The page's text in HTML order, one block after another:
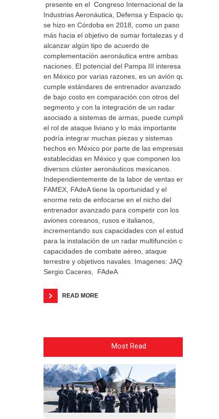
presente en el Congreso Internacional de las
Industrias Aeronáutica, Defensa y Espacio que
se hizo en Córdoba en 2018, como un paso
más hacia el objetivo de sumar fortalezas y de
alcanzar algún tipo de acuerdo de
complementación aeronáutica entre ambas
naciones. El potencial del Pampa III interesa
en México por varias razones, es un avión que
cumple estándares de entrenador avanzado
de bajo costo en comparación con otros del
segmento y con la integración de un radar
asociado a sistemas de armas, puede cumplir
el rol de ataque liviano y lo más importante
podría integrar muchas piezas y sistemas
hechos en México por parte de las empresas
establecidas en México y que componen los
diversos clúster aeronáuticos mexicanos.
Independientemente de la labor de ventas en
FAMEX, FAdeA tiene la oportunidad y el
enorme reto de enfocarse en el nicho del
entrenador avanzado para competir con los
aviones coreanos, rusos e italianos,
incrementando sus capacidades con el estudio
para la instalación de un radar multifunción con
capacidades de combate aéreo, ataque
terrestre y objetivos navales. Imagenes: JAQC,
Sergio Caceres, FAdeA
READ MORE
Most Read